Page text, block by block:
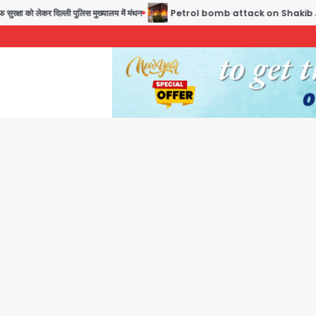
लेकर दिल्ली पुलिस मुख्यालय में मंथन Petrol bomb attack on Shakib Al Hasan’s